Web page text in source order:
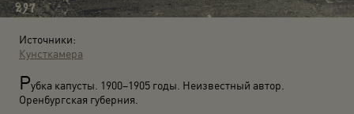
Источники:
Кунсткамера
Рубка капусты. 1900–1905 годы. Неизвестный автор.
Оренбургская губерния.